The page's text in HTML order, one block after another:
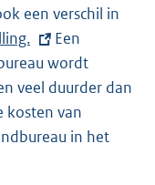
een verschil in
e
Een
wordt
veel duurder dan
kosten van
in het